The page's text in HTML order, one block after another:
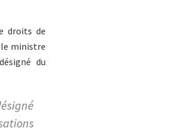
droits de
le ministre
du